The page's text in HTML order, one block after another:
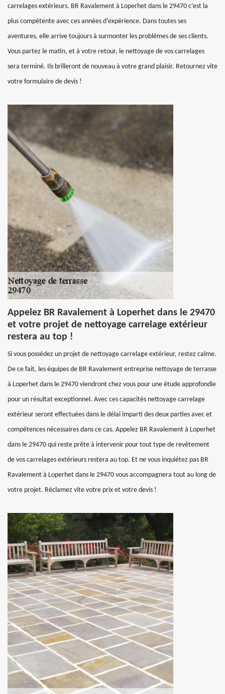
carrelages extérieurs. BR Ravalement à Loperhet dans le 29470 c’est la
plus compétente avec ces années d’expérience. Dans toutes ses
aventures, elle arrive toujours à surmonter les problèmes de ses clients.
Vous partez le matin, et à votre retour, le nettoyage de vos carrelages
sera terminé. Ils brilleront de nouveau à votre grand plaisir. Retournez vite
votre formulaire de devis !
Appelez BR Ravalement à Loperhet dans le 29470
et votre projet de nettoyage carrelage extérieur
restera au top !
Si vous possédez un projet de nettoyage carrelage extérieur, restez calme.
De ce fait, les équipes de BR Ravalement entreprise nettoyage de terrasse
à Loperhet dans le 29470 viendront chez vous pour une étude approfondie
pour un résultat exceptionnel. Avec ces capacités nettoyage carrelage
extérieur seront effectuées dans le délai imparti des deux parties avec et
compétences nécessaires dans ce cas. Appelez BR Ravalement à Loperhet
dans le 29470 qui reste prête à intervenir pour tout type de revêtement
de vos carrelages extérieurs restera au top. Et ne vous inquiétez pas BR
Ravalement à Loperhet dans le 29470 vous accompagnera tout au long de
votre projet. Réclamez vite votre prix et votre devis !